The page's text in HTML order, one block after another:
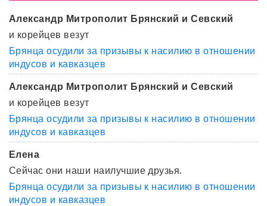
Александр Митрополит Брянский и Севский
и корейцев везут
Брянца осудили за призывы к насилию в отношении
индусов и кавказцев
Александр Митрополит Брянский и Севский
и корейцев везут
Брянца осудили за призывы к насилию в отношении
индусов и кавказцев
Елена
Сейчас они наши наилучшие друзья.
Брянца осудили за призывы к насилию в отношении
индусов и кавказцев